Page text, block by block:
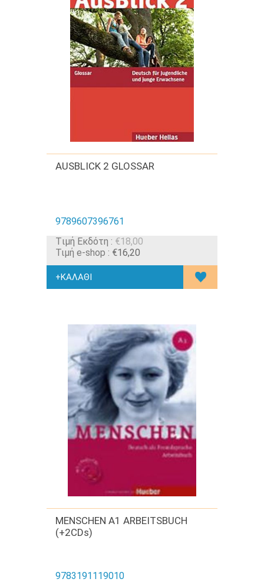
AUSBLICK 2 GLOSSAR
9789607396761
Tιμή Εκδότη : €18,00
Τιμή e-shop : €16,20
MENSCHEN A1 ARBEITSBUCH
(+2CDs)
9783191119010